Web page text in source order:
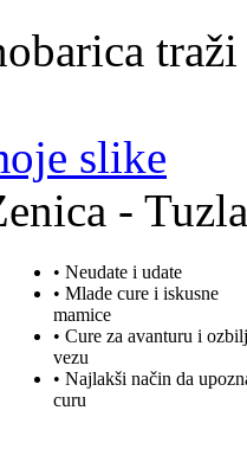
slike
-
• Neudate i udate
• Mlade cure i iskusne
mamice
• Cure za avanturu i
vezu
• Najlakši način da
curu